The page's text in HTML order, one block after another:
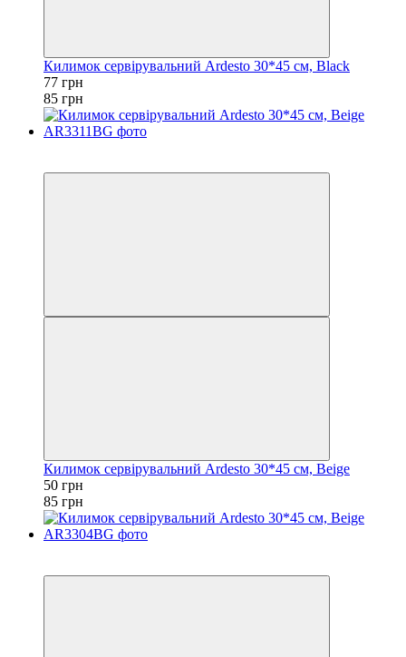
Килимок сервірувальний Ardesto 30*45 см, Black
77 грн
85 грн
Килимок сервірувальний Ardesto 30*45 см, Beige
50 грн
85 грн